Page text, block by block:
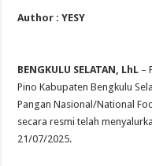
Author : YESY
BENGKULU SELATAN, LhL –
Pino Kabupaten Bengkulu
Pangan Nasional/National
secara resmi telah
21/07/2025.